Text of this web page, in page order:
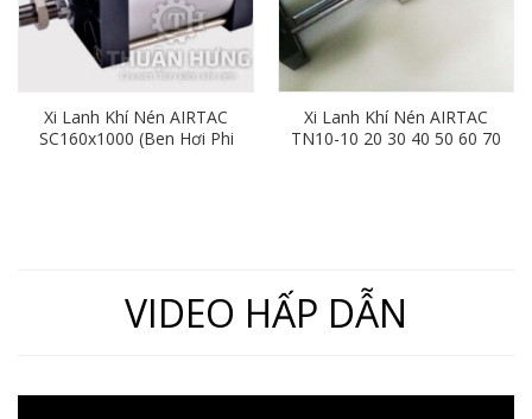
Xi Lanh Khí Nén AIRTAC
SC160x1000 (Ben Hơi Phi
Xi Lanh Khí Nén AIRTAC
TN10-10 20 30 40 50 60 70
VIDEO HẤP DẪN